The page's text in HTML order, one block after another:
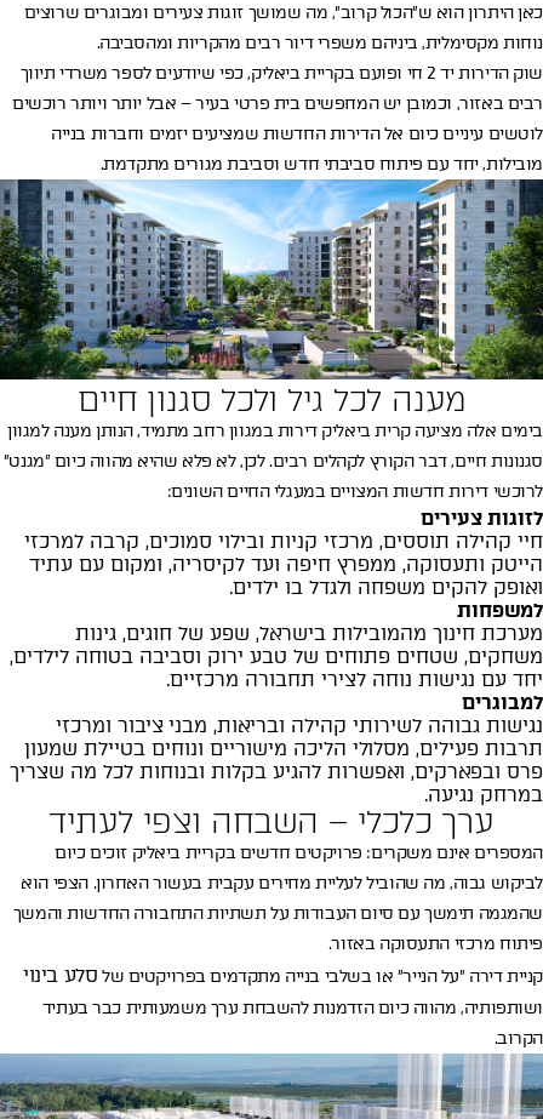
כאן היתרון הוא ש״הכול קרוב״, מה שמושך זוגות צעירים ומבוגרים שרוצים
נוחות מקסימלית, ביניהם משפרי דיור רבים מהקריות ומהסביבה.
שוק הדירות יד 2 חי ופועם בקריית ביאליק, כפי שיודעים לספר משרדי תיווך
רבים באזור, וכמובן יש המחפשים בית פרטי בעיר – אבל יותר ויותר רוכשים
לוטשים עיניים כיום אל הדירות החדשות שמציעים יזמים וחברות בנייה
מובילות, יחד עם פיתוח סביבתי חדש וסביבת מגורים מתקדמת.
מענה לכל גיל ולכל סגנון חיים
בימים אלה מציעה קרית ביאליק דירות במגוון רחב מתמיד, הנותן מענה למגוון
סגנונות חיים, דבר הקורץ לקהלים רבים. לכן, לא פלא שהיא מהווה כיום ״מגנט״
לרוכשי דירות חדשות המצויים במעגלי החיים השונים:
לזוגות צעירים
חיי קהילה תוססים, מרכזי קניות ובילוי סמוכים, קרבה למרכזי
הייטק ותעסוקה, ממפרץ חיפה ועד לקיסריה, ומקום עם עתיד
ואופק להקים משפחה ולגדל בו ילדים.
למשפחות
מערכת חינוך מהמובילות בישראל, שפע של חוגים, גינות
משחקים, שטחים פתוחים של טבע ירוק וסביבה בטוחה לילדים,
יחד עם נגישות נוחה לצירי תחבורה מרכזיים.
למבוגרים
נגישות גבוהה לשירותי קהילה ובריאות, מבני ציבור ומרכזי
תרבות פעילים, מסלולי הליכה מישוריים ונוחים בטיילת שמעון
פרס ובפארקים, ואפשרות להגיע בקלות ובנוחות לכל מה שצריך
במרחק נגיעה.
ערך כלכלי – השבחה וצפי לעתיד
המספרים אינם משקרים: פרויקטים חדשים בקריית ביאליק זוכים כיום
לביקוש גבוה, מה שהוביל לעליית מחירים עקבית בעשור האחרון. הצפי הוא
שהמגמה תימשך עם סיום העבודות על תשתיות התחבורה החדשות והמשך
פיתוח מרכזי התעסוקה באזור.
קניית דירה ״על הנייר״ או בשלבי בנייה מתקדמים בפרויקטים של סלע בינוי
ושותפותיה, מהווה כיום הזדמנות להשבחת ערך משמעותית כבר בעתיד
הקרוב.